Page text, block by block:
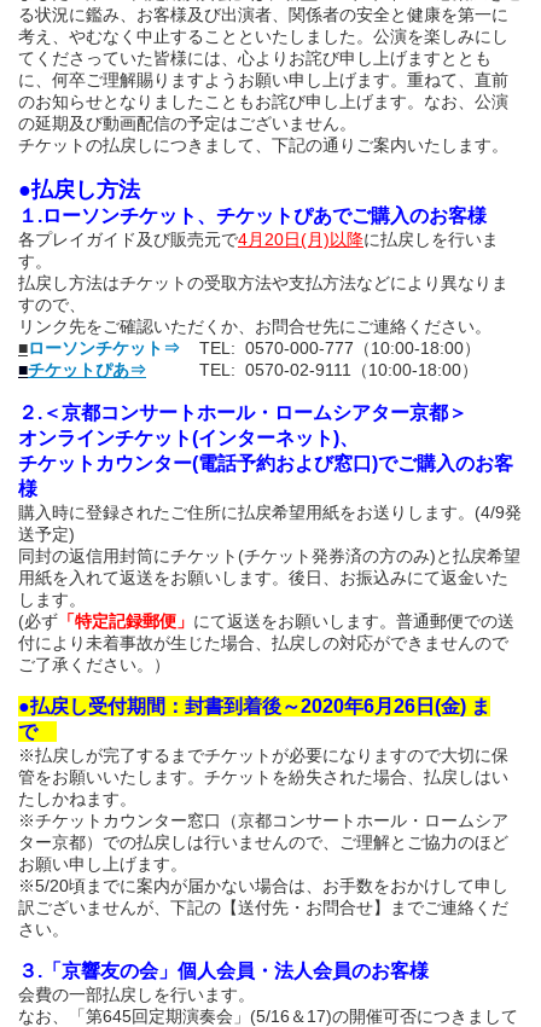
る状況に鑑み、お客様及び出演者、関係者の安全と健康を第一に
考え、やむなく中止することといたしました。公演を楽しみにし
てくださっていた皆様には、心よりお詫び申し上げますととも
に、何卒ご理解賜りますようお願い申し上げます。 重ねて、直前
のお知らせとなりましたこともお詫び申し上げます。 なお、公演
の延期及び動画配信の予定はございません。
チケットの払戻しにつきまして、下記の通りご案内いたします。
●払戻し方法
１.ローソンチケット、チケットぴあでご購入のお客様
各プレイガイド及び販売元で4月20日(月)以降に払戻しを行いま
す。
払戻し方法はチケットの受取方法や支払方法などにより異なりま
すので、
リンク先をご確認いただくか、お問合せ先にご連絡ください。
■ローソンチケット⇒
TEL: 0570-000-777（10:00-18:00）
■チケットぴあ⇒ TEL: 0570-02-9111（10:00-18:00）
２.＜京都コンサートホール・ロームシアター京都＞
オンラインチケット(インターネット)、
チケットカウンター(電話予約および窓口)でご購入のお客
様
購入時に登録されたご住所に払戻希望用紙をお送りします。(4/9発
送予定)
同封の返信用封筒にチケット (チケット発券済の方のみ)と払戻希望
用紙を入れて返送をお願いします。後日、お振込みにて返金いた
します。
(必ず 「特定記録郵便」 にて返送をお願いします。普通郵便での送
付により未着事故が生じた場合、払戻しの対応ができませんので
ご了承ください。）
●払戻し受付期間：封書到着後～2020年6月26日(金) ま
で
※払戻しが完了するまでチケットが必要になりますので大切に保
管をお願いいたします。チケットを紛失された場合、払戻しはい
たしかねます。
※チケットカウンター窓口（京都コンサートホール・ロームシア
ター京都）での払戻しは行いませんので、ご理解とご協力のほど
お願い申し上げます。
※5/20頃までに案内が届かない場合は、お手数をおかけして申し
訳ございませんが、下記の【送付先・お問合せ】までご連絡くだ
さい。
３.「京響友の会」個人会員・法人会員のお客様
会費の一部払戻しを行います。
なお、「第645回定期演奏会」(5/16＆17)の開催可否につきまして